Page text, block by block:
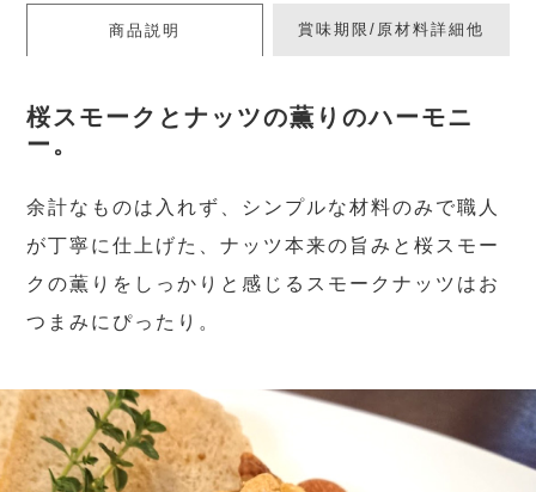
商品説明 賞味期限/原材料詳細他
桜スモークとナッツの薫りのハーモニ
ー。
余計なものは入れず、シンプルな材料のみで職人
が丁寧に仕上げた、ナッツ本来の旨みと桜スモー
クの薫りをしっかりと感じるスモークナッツはお
つまみにぴったり。